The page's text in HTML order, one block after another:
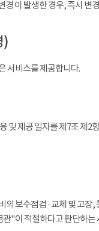
경 이 발생한 경우, 즉시 변
)
서비스를 제공합니다.
및 제공 일자를 제7조 제2
보수점검 · 교체 및 고장
"이 적절하다고 판단하